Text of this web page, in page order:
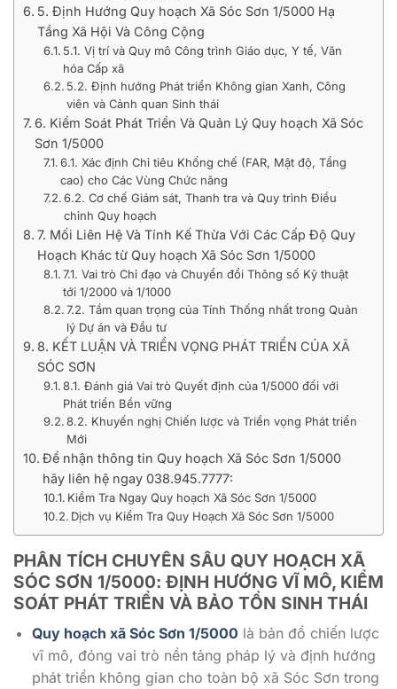
5. Định Hướng Quy hoạch Xã Sóc Sơn 1/5000 Hạ
Tầng Xã Hội Và Công Cộng
5.1. Vị trí và Quy mô Công trình Giáo dục, Y tế, Văn
hóa Cấp xã
5.2. Định hướng Phát triển Không gian Xanh, Công
viên và Cảnh quan Sinh thái
6. Kiểm Soát Phát Triển Và Quản Lý Quy hoạch Xã Sóc
Sơn 1/5000
6.1. Xác định Chỉ tiêu Khống chế (FAR, Mật độ, Tầng
cao) cho Các Vùng Chức năng
6.2. Cơ chế Giám sát, Thanh tra và Quy trình Điều
chỉnh Quy hoạch
7. Mối Liên Hệ Và Tính Kế Thừa Với Các Cấp Độ Quy
Hoạch Khác từ Quy hoạch Xã Sóc Sơn 1/5000
7.1. Vai trò Chỉ đạo và Chuyển đổi Thông số Kỹ thuật
tới 1/2000 và 1/1000
7.2. Tầm quan trọng của Tính Thống nhất trong Quản
lý Dự án và Đầu tư
8. KẾT LUẬN VÀ TRIỂN VỌNG PHÁT TRIỂN CỦA XÃ
SÓC SƠN
8.1. Đánh giá Vai trò Quyết định của 1/5000 đối với
Phát triển Bền vững
8.2. Khuyến nghị Chiến lược và Triển vọng Phát triển
Mới
Để nhận thông tin Quy hoạch Xã Sóc Sơn 1/5000
hãy liên hệ ngay 038.945.7777:
Kiểm Tra Ngay Quy hoạch Xã Sóc Sơn 1/5000
Dịch vụ Kiểm Tra Quy Hoạch Xã Sóc Sơn 1/5000
PHÂN TÍCH CHUYÊN SÂU QUY HOẠCH XÃ
SÓC SƠN 1/5000: ĐỊNH HƯỚNG VĨ MÔ, KIỂM
SOÁT PHÁT TRIỂN VÀ BẢO TỒN SINH THÁI
Quy hoạch xã Sóc Sơn 1/5000 là bản đồ chiến lược
vĩ mô, đóng vai trò nền tảng pháp lý và định hướng
phát triển không gian cho toàn bộ xã Sóc Sơn trong